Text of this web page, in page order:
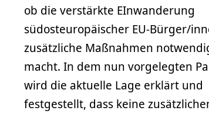
ob die verstärkte EInwanderung
südosteuropäischer EU-Bürger/
zusätzliche Maßnahmen
macht. In dem nun vorgelegten
wird die aktuelle Lage erklärt und
festgestellt, dass keine